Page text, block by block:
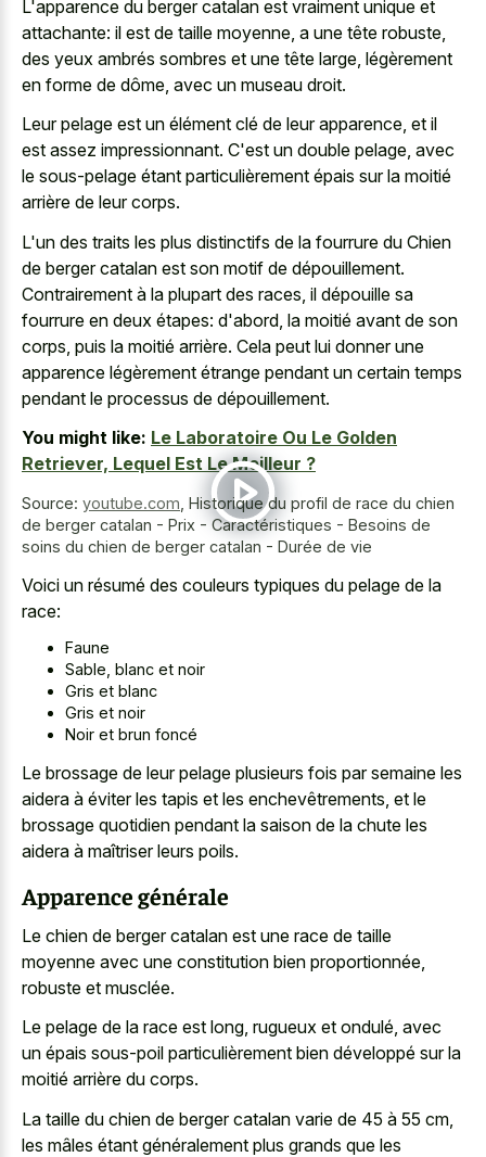
L'apparence du berger catalan est vraiment unique et
attachante: il est de taille moyenne, a une tête robuste,
des yeux ambrés sombres et une tête large, légèrement
en forme de dôme, avec un museau droit.
Leur pelage est un élément clé de leur apparence, et il
est assez impressionnant. C'est un double pelage, avec
le sous-pelage étant particulièrement épais sur la moitié
arrière de leur corps.
L'un des traits les plus distinctifs de la fourrure du Chien
de berger catalan est son motif de dépouillement.
Contrairement à la plupart des races, il dépouille sa
fourrure en deux étapes: d'abord, la moitié avant de son
corps, puis la moitié arrière. Cela peut lui donner une
apparence légèrement étrange pendant un certain temps
pendant le processus de dépouillement.
You might like: Le Laboratoire Ou Le Golden
Retriever, Lequel Est Le Meilleur ?
Source: youtube.com Historique du profil de race du chien
de berger catalan - Prix - Caractéristiques - Besoins de
soins du chien de berger catalan - Durée de vie
Voici un résumé des couleurs typiques du pelage de la
race:
Faune
Sable, blanc et noir
Gris et blanc
Gris et noir
Noir et brun foncé
Le brossage de leur pelage plusieurs fois par semaine les
aidera à éviter les tapis et les enchevêtrements, et le
brossage quotidien pendant la saison de la chute les
aidera à maîtriser leurs poils.
Apparence générale
Le chien de berger catalan est une race de taille
moyenne avec une constitution bien proportionnée,
robuste et musclée.
Le pelage de la race est long, rugueux et ondulé, avec
un épais sous-poil particulièrement bien développé sur la
moitié arrière du corps.
La taille du chien de berger catalan varie de 45 à 55 cm,
les mâles étant généralement plus grands que les